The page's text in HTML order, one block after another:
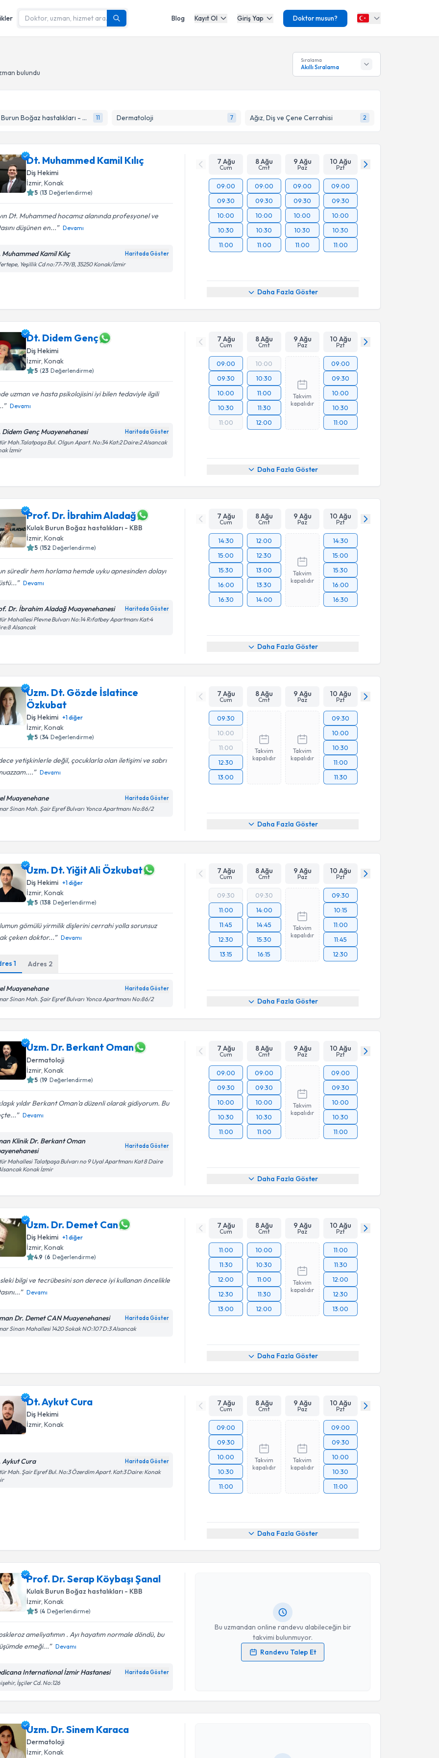
Blog Kayıt Ol Giriş Yap Doktor musun?
bulundu
Sıralama
Akıllı Sıralama
Kulak Burun Boğaz hastalıkları - KBB 11 Dermatoloji 7 Ağız, Diş ve Çene Cerrahisi 2
Dt. Muhammed Kamil Kılıç
Diş Hekimi
İzmir, Konak
5 (13 Değerlendirme)
Dt. Muhammed hocamız alanında profesyonel ve
düşünen en...
Devamı
Muhammed Kamil Kılıç Haritada Göster
Yeşillik Cd no:77-79/B, 35250 Konak/İzmir
7 Ağu
Cum
8 Ağu
Cmt
9 Ağu
Paz
10 Ağu
Pzt
09:00
09:30
10:00
10:30
11:00
09:00
09:30
10:00
10:30
11:00
09:00
09:30
10:00
10:30
11:00
09:00
09:30
10:00
10:30
11:00
Daha Fazla Göster
Dt. Didem Genç
Diş Hekimi
İzmir, Konak
5 (23 Değerlendirme)
uzman ve hasta psikolojisini iyi bilen tedaviyle ilgili
Devamı
Didem Genç Muayenehanesi Haritada Göster
Mah.Talatpaşa Bul. Olgun Apart. No:34 Kat:2 Daire:2 Alsancak
İzmir
7 Ağu
Cum
8 Ağu
Cmt
9 Ağu
Paz
10 Ağu
Pzt
09:00
09:30
10:00
10:30
11:00
10:00
10:30
11:00
11:30
12:00
Takvim
kapalıdır
09:00
09:30
10:00
10:30
11:00
Daha Fazla Göster
Prof. Dr. İbrahim Aladağ
Kulak Burun Boğaz hastalıkları - KBB
İzmir, Konak
5 (152 Değerlendirme)
süredir hem horlama hemde uyku apnesinden dolayı
Devamı
Dr. İbrahim Aladağ Muayenehanesi Haritada Göster
Mahallesi Plevne Bulvarı No:14 Rıfatbey Apartmanı Kat:4
Alsancak
7 Ağu
Cum
8 Ağu
Cmt
9 Ağu
Paz
10 Ağu
Pzt
14:30
15:00
15:30
16:00
16:30
12:00
12:30
13:00
13:30
14:00
Takvim
kapalıdır
14:30
15:00
15:30
16:00
16:30
Daha Fazla Göster
Uzm. Dt. Gözde İslatince
Özkubat
Diş Hekimi +1diğer
İzmir, Konak
5 (34 Değerlendirme)
yetişkinlerle değil, çocuklarla olan iletişimi ve sabrı
Devamı
Muayenehane Haritada Göster
Sinan Mah. Şair Eşref Bulvarı Yonca Apartmanı No:86/2
7 Ağu
Cum
8 Ağu
Cmt
9 Ağu
Paz
10 Ağu
Pzt
09:30
10:00
11:00
12:30
13:00
Takvim
kapalıdır
Takvim
kapalıdır
09:30
10:00
10:30
11:00
11:30
Daha Fazla Göster
Uzm. Dt. Yiğit Ali Özkubat
Diş Hekimi +1diğer
İzmir, Konak
5 (138 Değerlendirme)
gömülü yirmilik dişlerini cerrahi yolla sorunsuz
çeken doktor...
Devamı
1 Adres 2
Muayenehane Haritada Göster
Sinan Mah. Şair Eşref Bulvarı Yonca Apartmanı No:86/2
7 Ağu
Cum
8 Ağu
Cmt
9 Ağu
Paz
10 Ağu
Pzt
09:30
11:00
11:45
12:30
13:15
09:30
14:00
14:45
15:30
16:15
Takvim
kapalıdır
09:30
10:15
11:00
11:45
12:30
Daha Fazla Göster
Uzm. Dr. Berkant Oman
Dermatoloji
İzmir, Konak
5 (19 Değerlendirme)
yıldır Berkant Oman’a düzenli olarak gidiyorum. Bu
Devamı
Klinik Dr. Berkant Oman
Haritada Göster
Mahallesi Talatpaşa Bulvarı no 9 Uyal Apartmanı Kat 8 Daire
Konak İzmir
7 Ağu
Cum
8 Ağu
Cmt
9 Ağu
Paz
10 Ağu
Pzt
09:00
09:30
10:00
10:30
11:00
09:00
09:30
10:00
10:30
11:00
Takvim
kapalıdır
09:00
09:30
10:00
10:30
11:00
Daha Fazla Göster
Uzm. Dr. Demet Can
Diş Hekimi +1diğer
İzmir, Konak
4.9 (6 Değerlendirme)
bilgi ve tecrübesini son derece iyi kullanan öncelikle
Devamı
Dr. Demet CAN Muayenehanesi Haritada Göster
Sinan Mahallesi 1420 Sokak NO:107 D:3 Alsancak
7 Ağu
Cum
8 Ağu
Cmt
9 Ağu
Paz
10 Ağu
Pzt
11:00
11:30
12:00
12:30
13:00
10:00
10:30
11:00
11:30
12:00
Takvim
kapalıdır
11:00
11:30
12:00
12:30
13:00
Daha Fazla Göster
Dt. Aykut Cura
Diş Hekimi
İzmir, Konak
Aykut Cura Haritada Göster
Mah. Şair Eşref Bul. No:3 Özerdim Apart. Kat:3 Daire: Konak
7 Ağu
Cum
8 Ağu
Cmt
9 Ağu
Paz
10 Ağu
Pzt
09:00
09:30
10:00
10:30
11:00
Takvim
kapalıdır
Takvim
kapalıdır
09:00
09:30
10:00
10:30
11:00
Daha Fazla Göster
Prof. Dr. Serap Köybaşı Şanal
Kulak Burun Boğaz hastalıkları - KBB
İzmir, Konak
5 (4 Değerlendirme)
ameliyatımın . Ayı hayatım normale döndü, bu
emeği...
Devamı
International İzmir Hastanesi Haritada Göster
İşçiler Cd. No:126
Bu uzmandan online randevu alabileceğin bir
takvimi bulunmuyor.
Randevu Talep Et
Randevu Takvimi Talebi
Prof. Dr. Serap Köybaşı Şanal
Kişisel verilerimin işlenmesine ilişkinAydınlatma Metni
Takvim Talebini Gönder
Uzm. Dr. Sinem Karaca
Dermatoloji
İzmir, Konak
Randevu Takvimi Talebi
Uzm. Dr. Sinem Karaca